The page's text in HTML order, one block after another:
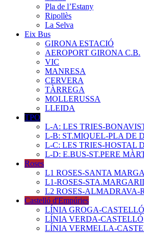
Pla de l’Estany
Ripollès
La Selva
Eix Bus
GIRONA ESTACIÓ
AEROPORT GIRONA C.B.
VIC
MANRESA
CERVERA
TÀRREGA
MOLLERUSSA
LLEIDA
TPO
L-A: LES TRIES-
L-B: ST.MIQUEL-PLA DE
L-C: LES TRIES-HOSTAL
L-D: E.BUS-ST.PERE
Roses
L1 ROSES-SANTA
L1-ROSES-
L2 ROSES-ALMADRAVA-
Castelló d'Empúries
LÍNIA GROGA-CASTELLÓ
LÍNIA VERDA-CASTELLÓ
LÍNIA VERMELLA-